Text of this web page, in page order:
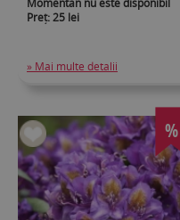
Momentan nu este disponibil
Preț: 25 lei
» Mai multe detalii
%